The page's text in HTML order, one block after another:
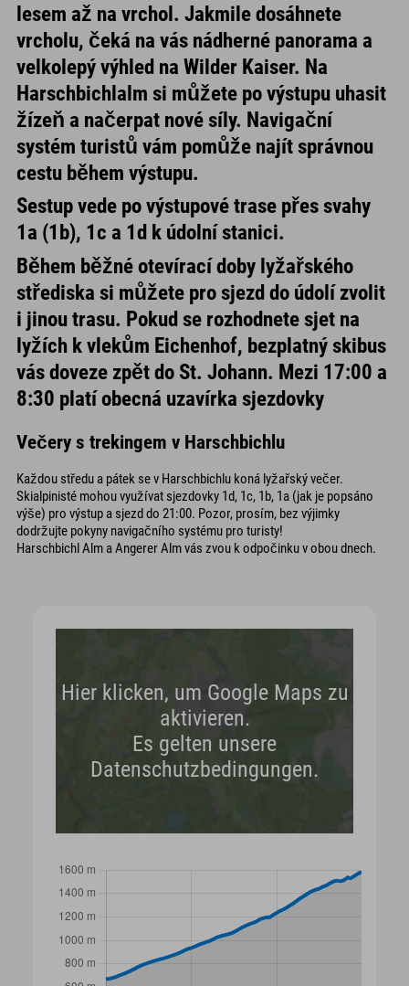
lesem až na vrchol. Jakmile dosáhnete
vrcholu, čeká na vás nádherné panorama a
velkolepý výhled na Wilder Kaiser. Na
Harschbichlalm si můžete po výstupu uhasit
žízeň a načerpat nové síly. Navigační
systém turistů vám pomůže najít správnou
cestu během výstupu.
Sestup vede po výstupové trase přes svahy
1a (1b), 1c a 1d k údolní stanici.
Během běžné otevírací doby lyžařského
střediska si můžete pro sjezd do údolí zvolit
i jinou trasu. Pokud se rozhodnete sjet na
lyžích k vlekům Eichenhof, bezplatný skibus
vás doveze zpět do St. Johann. Mezi 17:00 a
8:30 platí obecná uzavírka sjezdovky
Večery s trekingem v Harschbichlu
Každou středu a pátek se v Harschbichlu koná lyžařský večer.
Skialpinisté mohou využívat sjezdovky 1d, 1c, 1b, 1a (jak je popsáno
výše) pro výstup a sjezd do 21:00. Pozor, prosím, bez výjimky
dodržujte pokyny navigačního systému pro turisty!
Harschbichl Alm a Angerer Alm vás zvou k odpočinku v obou dnech.
Hier klicken, um Google Maps zu
aktivieren.
Es gelten unsere
Datenschutzbedingungen.